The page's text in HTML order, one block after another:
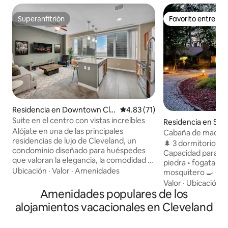
Superanfitrión
Superanfitrión
Residencia en Downtown Cle
veland
Calificación promedio: 4.83 de
4.83 (71)
Suite en el centro con vistas increíbles
Alójate en una de las principales
residencias de lujo de Cleveland, un
condominio diseñado para huéspedes
que valoran la elegancia, la comodidad y
la conveniencia. Con una puntuación de
mejores restaurantes, vida nocturna y
atracciones de la ciudad, luego retírate a
tu oasis privado para relajarte con estilo.
Ubicación · Valor · Amenidades
Favorito entre
Favorito entre
Residencia en
Cabaña de
Fogata y cenador
🌲 3 dormitorios •
Capacidad para 6
piedra • fogata •
mosquitero 🍳
equipada •
Ambiente de
a la naturaleza en
🪟 Habitación
Valor · Ubicación
Amenidades populares de los
alojamientos vacacionales en Cleveland